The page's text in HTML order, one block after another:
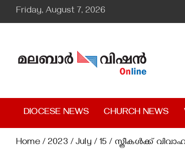
to
Friday, August 7, 2026
Malabar Vision
DIOCESE NEWS CHURCH NEWS
Home 2023 July 15 സ്ത്രീകള്‍ക്ക്